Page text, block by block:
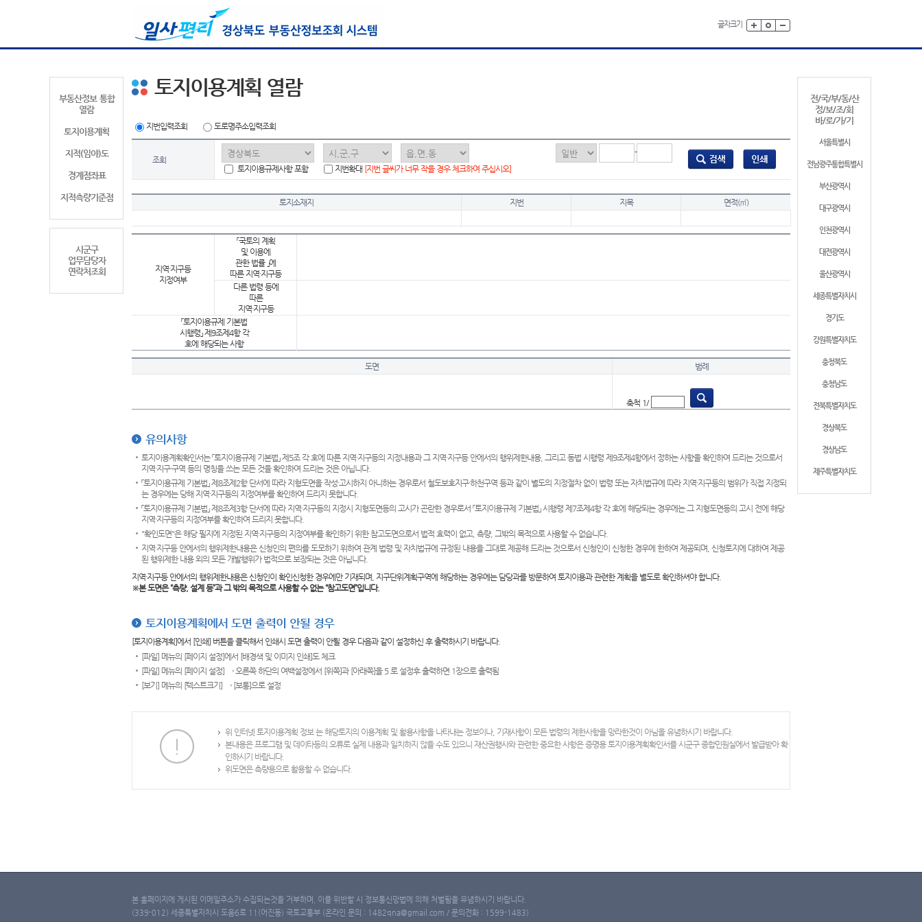
글자크기
부동산정보 통합
열람
토지이용계획
지적(임야)도
경계점좌표
지적측량기준점
시군구
업무담당자
연락처조회
전/국/부/동/산
정/보/조/회
바/로/가/기
서울특별시
전남광주통합특별시
부산광역시
대구광역시
인천광역시
대전광역시
울산광역시
세종특별자치시
경기도
강원특별자치도
충청북도
충청남도
전북특별자치도
경상북도
경상남도
제주특별자치도
토지이용계획 열람
지번입력조회 도로명주소입력조회
조회
-
토지이용규제사항 포함
지번확대 [지번 글씨가 너무 작을 경우 체크하여 주십시오]
토지소재지 지번 지목 면적(㎡)
지역·지구등
지정여부
「국토의 계획
및 이용에
관한 법률 」에
따른 지역·지구등
다른 법령 등에
따른
지역·지구등
「토지이용규제 기본법
시행령」 제9조제4항 각
호에 해당되는 사항
도면 범례
축척 1/
유의사항
토지이용계획확인서는 「토지이용규제 기본법」 제5조 각 호에 따른 지역·지구등의 지정내용과 그 지역·지구등 안에서의 행위제한내용, 그리고 동법 시행령 제9조제4항에서 정하는 사항을 확인하여 드리는 것으로서
지역·지구·구역 등의 명칭을 쓰는 모든 것을 확인하여 드리는 것은 아닙니다.
「토지이용규제 기본법」 제8조제2항 단서에 따라 지형도면을 작성·고시하지 아니하는 경우로서 철도보호지구·하천구역 등과 같이 별도의 지정절차 없이 법령 또는 자치법규에 따라 지역·지구등의 범위가 직접 지정되
는 경우에는 당해 지역·지구등의 지정여부를 확인하여 드리지 못합니다.
「토지이용규제 기본법」 제8조제3항 단서에 따라 지역·지구등의 지정시 지형도면등의 고시가 곤란한 경우로서 「토지이용규제 기본법」 시행령 제7조제4항 각 호에 해당되는 경우에는 그 지형도면등의 고시 전에 해당
지역·지구등의 지정여부를 확인하여 드리지 못합니다.
"확인도면"은 해당 필지에 지정된 지역·지구등의 지정여부를 확인하기 위한 참고도면으로서 법적 효력이 없고, 측량, 그밖의 목적으로 사용할 수 없습니다.
지역·지구등 안에서의 행위제한내용은 신청인의 편의를 도모하기 위하여 관계 법령 및 자치법규에 규정된 내용을 그대로 제공해 드리는 것으로서 신청인이 신청한 경우에 한하여 제공되며, 신청토지에 대하여 제공
된 행위제한 내용 외의 모든 개발행위가 법적으로 보장되는 것은 아닙니다.
지역·지구등 안에서의 행위제한내용은 신청인이 확인신청한 경우에만 기재되며, 지구단위계획구역에 해당하는 경우에는 담당과를 방문하여 토지이용과 관련한 계획을 별도로 확인하셔야 합니다.
※본 도면은“측량, 설계 등”과 그 밖의 목적으로 사용할 수 없는 “참고도면”입니다.
토지이용계획에서 도면 출력이 안될 경우
[토지이용계획]에서 [인쇄] 버튼을 클릭해서 인쇄시 도면 출력이 안될 경우 다음과 같이 설정하신 후 출력하시기 바랍니다.
[파일] 메뉴의 [페이지 설정]에서 [배경색 및 이미지 인쇄]도 체크
[파일] 메뉴의 [페이지 설정] → 오른쪽 하단의 여백설정에서 [위쪽]과 [아래쪽]을 5 로 설정후 출력하면 1장으로 출력됨
[보기] 메뉴의 [텍스트크기] → [보통]으로 설정
위 인터넷 토지이용계획 정보 는 해당토지의 이용계획 및 활용사항을 나타내는 정보이나, 기재사항이 모든 법령의 제한사항을 망라한것이 아님을 유념하시기 바랍니다.
본내용은 프로그램 및 데이타등의 오류로 실제 내용과 일치하지 않을 수도 있으니 재산권행사와 관련한 중요한 사항은 증명용 토지이용계획확인서를 시군구 종합민원실에서 발급받아 확
인하시기 바랍니다.
위도면은 측량용으로 활용할 수 없습니다.
본 홈페이지에 게시된 이메일주소가 수집되는것을 거부하며, 이를 위반할 시 정보통신망법에 의해 처벌됨을 유념하시기 바랍니다.
(339-012) 세종특별자치시 도움6로 11(어진동) 국토교통부 (온라인 문의 : 1482qna@gmail.com / 문의전화 : 1599-1483)